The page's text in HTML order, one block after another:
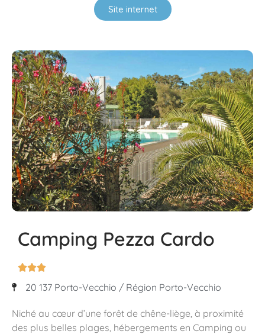
Site internet
Camping Pezza Cardo

20 137 Porto-Vecchio / Région Porto-Vecchio
Niché au cœur d’une forêt de chêne-liège, à proximité
des plus belles plages, hébergements en Camping ou